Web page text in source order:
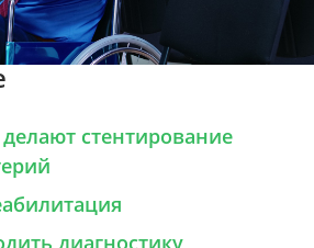
стентирование
диагностику